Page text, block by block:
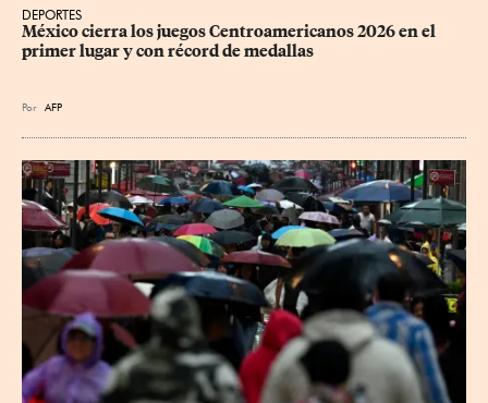
DEPORTES
México cierra los juegos Centroamericanos 2026 en el
primer lugar y con récord de medallas
Por AFP